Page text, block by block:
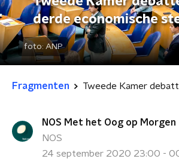
derde economische
foto: ANP
Fragmenten
NOS Met het Oog op Morgen
NOS
24 september 2020 23:00 -